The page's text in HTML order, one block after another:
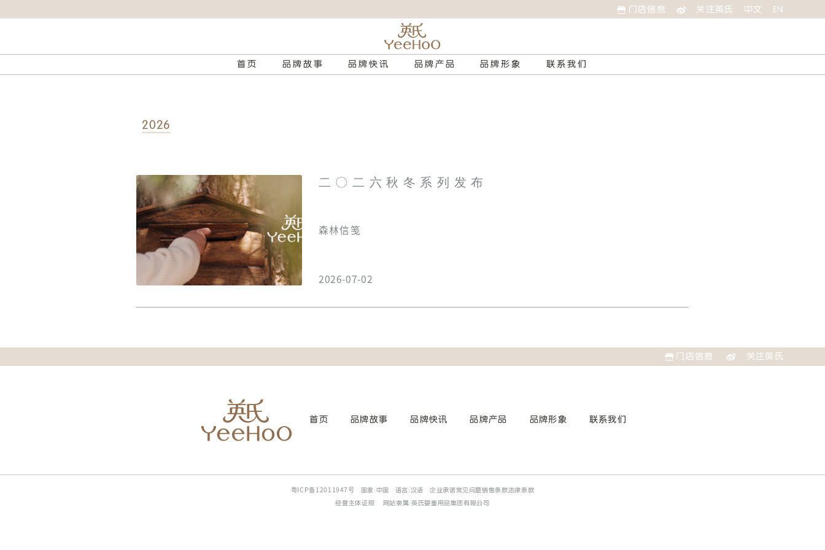
门店信息 关注英氏 中文 EN
首页 品牌故事 品牌快讯 品牌产品 品牌形象 联系我们
2026
二 〇 二 六 秋 冬 系 列 发 布
森林信笺
2026-07-02
门店信息 关注英氏
首页 品牌故事 品牌快讯 品牌产品 品牌形象 联系我们
粤ICP备12011947号 国家:中国 语言:汉语
企业承诺常见问题销售条款法律条款
经营主体证照
网站隶属:英氏婴童用品集团有限公司